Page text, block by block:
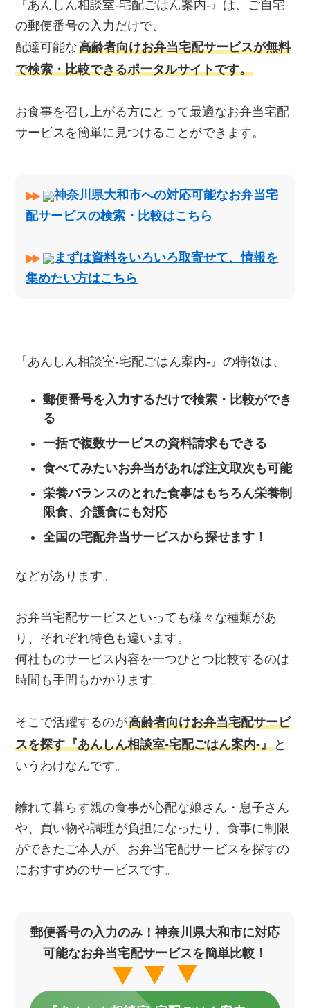
『あんしん相談室‐宅配ごはん案内‐』は、ご自宅
の郵便番号の入力だけで、
配達可能な高齢者向けお弁当宅配サービスが無料
で検索・比較できるポータルサイトです。
お食事を召し上がる方にとって最適なお弁当宅配
サービスを簡単に見つけることができます。
神奈川県大和市への対応可能なお弁当宅
配サービスの検索・比較はこちら
まずは資料をいろいろ取寄せて、情報を
集めたい方はこちら
『あんしん相談室‐宅配ごはん案内‐』の特徴は、
郵便番号を入力するだけで検索・比較ができ
る
一括で複数サービスの資料請求もできる
食べてみたいお弁当があれば注文取次も可能
栄養バランスのとれた食事はもちろん栄養制
限食、介護食にも対応
全国の宅配弁当サービスから探せます！
などがあります。
お弁当宅配サービスといっても様々な種類があ
り、それぞれ特色も違います。
何社ものサービス内容を一つひとつ比較するのは
時間も手間もかかります。
そこで活躍するのが高齢者向けお弁当宅配サービ
スを探す『あんしん相談室‐宅配ごはん案内‐』 と
いうわけなんです。
離れて暮らす親の食事が心配な娘さん・息子さん
や、買い物や調理が負担になったり、食事に制限
ができたご本人が、お弁当宅配サービスを探すの
におすすめのサービスです。
郵便番号の入力のみ！神奈川県大和市に対応
可能なお弁当宅配サービスを簡単比較！